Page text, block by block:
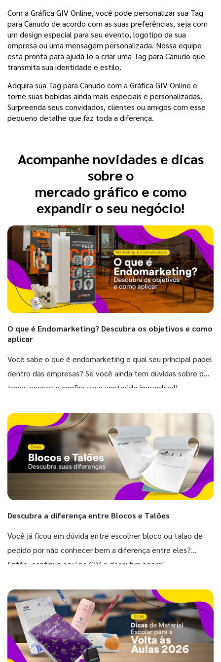
Com a Gráfica GIV Online, você pode personalizar sua Tag
para Canudo de acordo com as suas preferências, seja com
um design especial para seu evento, logotipo da sua
empresa ou uma mensagem personalizada. Nossa equipe
está pronta para ajudá-lo a criar uma Tag para Canudo que
transmita sua identidade e estilo.
Adquira sua Tag para Canudo com a Gráfica GIV Online e
torne suas bebidas ainda mais especiais e personalizadas.
Surpreenda seus convidados, clientes ou amigos com esse
pequeno detalhe que faz toda a diferença.
Acompanhe novidades e dicas
sobre o
mercado gráfico e como
expandir o seu negócio!
O que é Endomarketing? Descubra os objetivos e como
aplicar
Você sabe o que é endomarketing e qual seu principal papel
dentro das empresas? Se você ainda tem dúvidas sobre o
tema, acesse e confira esse conteúdo imperdível!
Descubra a diferença entre Blocos e Talões
Você já ficou em dúvida entre escolher bloco ou talão de
pedido por não conhecer bem a diferença entre eles?
Então, continue aqui na GIV e descubra agora!